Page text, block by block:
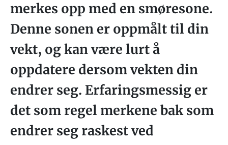
merkes opp med en smøresone.
Denne sonen er oppmålt til din
vekt, og kan være lurt å
oppdatere dersom vekten din
endrer seg. Erfaringsmessig er
det som regel merkene bak som
endrer seg raskest ved